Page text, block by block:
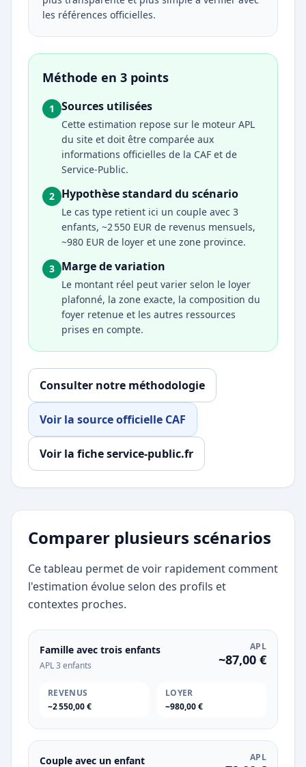
les références officielles.
Méthode en 3 points
1 Sources utilisées
Cette estimation repose sur le moteur APL
du site et doit être comparée aux
informations officielles de la CAF et de
Service-Public.
2 Hypothèse standard du scénario
Le cas type retient ici un couple avec 3
enfants, ~2 550 EUR de revenus mensuels,
~980 EUR de loyer et une zone province.
3 Marge de variation
Le montant réel peut varier selon le loyer
plafonné, la zone exacte, la composition du
foyer retenue et les autres ressources
prises en compte.
Consulter notre méthodologie
Voir la source officielle CAF
Voir la fiche service-public.fr
Comparer plusieurs scénarios
Ce tableau permet de voir rapidement comment
l'estimation évolue selon des profils et
contextes proches.
Famille avec trois enfants
APL 3 enfants
APL
~87,00 €
REVENUS
~2 550,00 €
LOYER
~980,00 €
Couple avec un enfant APL